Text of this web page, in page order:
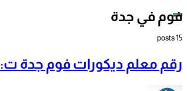
فوم في جدة
15 posts
رقم معلم ديكورات فوم جدة ت:0560952067 معلمين ديكورات براويز فوم بجدة